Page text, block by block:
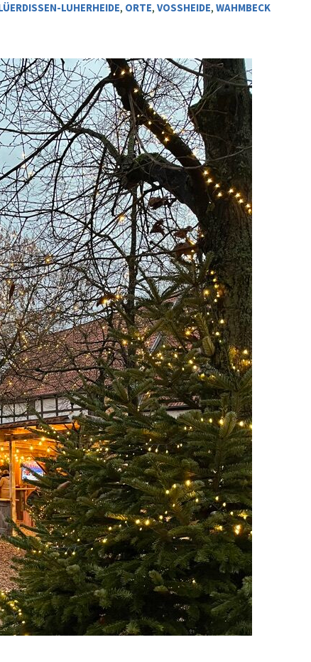
LUHERHEIDE, ORTE, VOSSHEIDE , WAHMBECK